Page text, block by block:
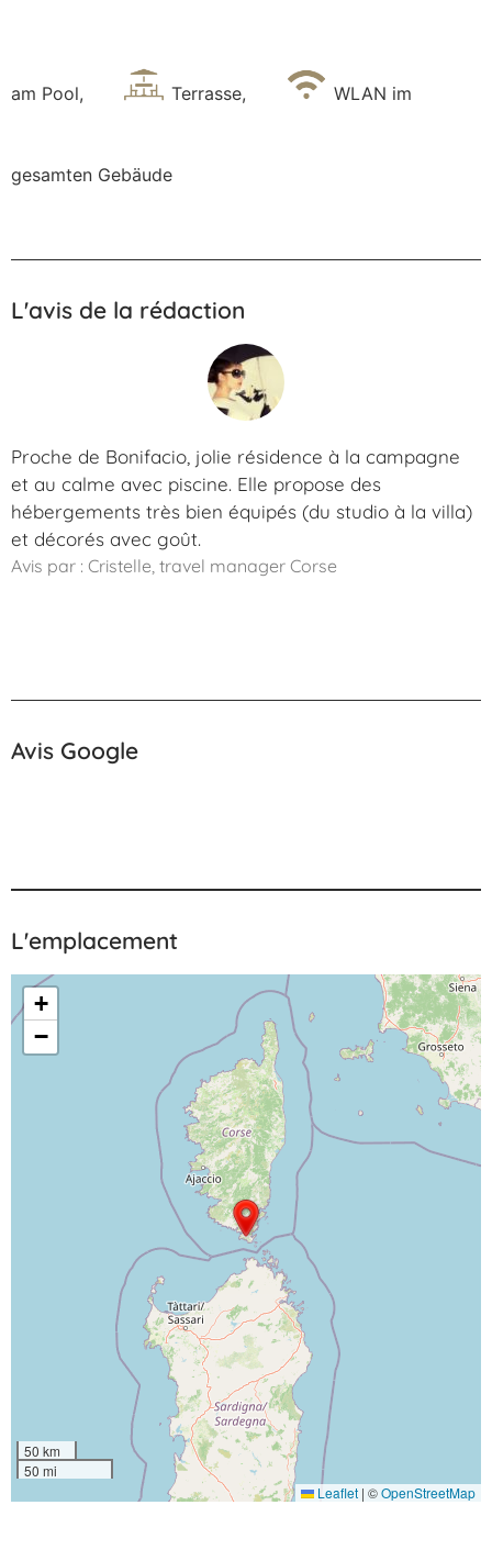
am Pool, Terrasse, WLAN im
gesamten Gebäude
L'avis de la rédaction
Proche de Bonifacio, jolie résidence à la campagne
et au calme avec piscine. Elle propose des
hébergements très bien équipés (du studio à la villa)
et décorés avec goût.
Avis par : Cristelle, travel manager Corse
Avis Google
L'emplacement
+
−
50 km
50 mi
Leaflet | ©OpenStreetMap